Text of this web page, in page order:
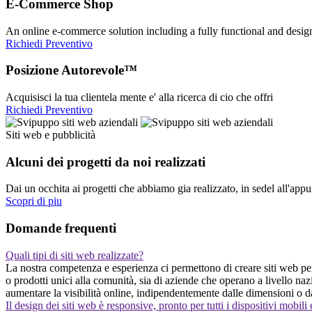
E-Commerce Shop
An online e-commerce solution including a fully functional and
Richiedi Preventivo
Posizione Autorevole™
Acquisisci la tua clientela mente e' alla ricerca di cio che offri
Richiedi Preventivo
Siti web e pubblicità
Alcuni dei progetti da noi realizzati
Dai un occhita ai progetti che abbiamo gia realizzato, in sedel
Scopri di piu
Domande frequenti
Quali tipi di siti web realizzate?
La nostra competenza e esperienza ci permettono di creare siti web
o prodotti unici alla comunità, sia di aziende che operano a livello
aumentare la visibilità online, indipendentemente dalle dimensioni o
Il design dei siti web è responsive, pronto per tutti i dispositivi mobili